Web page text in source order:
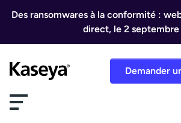
Des ransomwares à la conformité :
direct, le 2 septembre
Demander